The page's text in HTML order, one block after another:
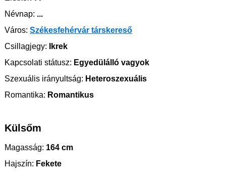
Névnap: ...
Város: Székesfehérvár társkereső
Csillagjegy: Ikrek
Kapcsolati státusz: Egyedülálló vagyok
Szexuális irányultság: Heteroszexuális
Romantika: Romantikus
Külsőm
Magasság: 164 cm
Hajszín: Fekete